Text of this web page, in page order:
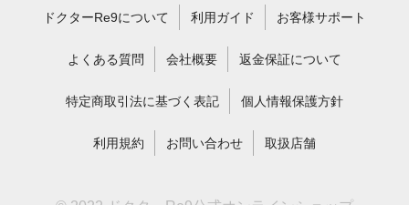
ドクターRe9について 利用ガイド お客様サポート
よくある質問 会社概要 返金保証について
特定商取引法に基づく表記 個人情報保護方針
利用規約 お問い合わせ 取扱店舗